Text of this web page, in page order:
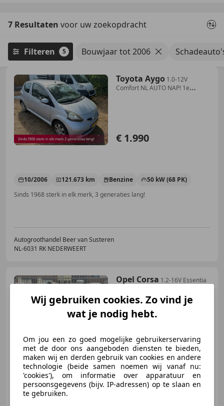
7 Resultaten voor uw zoekopdracht
Filteren 5 Bouwjaar tot 2006
Toyota Aygo 1.0-12V
Comfort NL AUTO NAP! 1e
€ 1.990
10/2006 121.673 km Benzine
50 kW (68 PK)
Sinds 1968 sterk in elk merk, 3 generaties lang!
Autogroothandel Beer van Susteren
NL-6031 RK NEDERWEERT
Opel Corsa 1.2-16V Essentia
NIEUWE A
€ 990
03/2005 246.125 km Benzine
59 kW (80 PK)
Sinds 1968 sterk in elk merk, 3 generaties lang!
Wij gebruiken cookies. Zo vind je
wat je nodig hebt.
Om jou een zo goed mogelijke gebruikerservaring
met de door ons aangeboden diensten te bieden,
maken wij en derden gebruik van cookies en andere
technologie (beide samen noemen wij vanaf nu:
'cookies'), om informatie over apparatuur en
persoonsgegevens (bijv. IP-adressen) op te slaan en
te gebruiken.